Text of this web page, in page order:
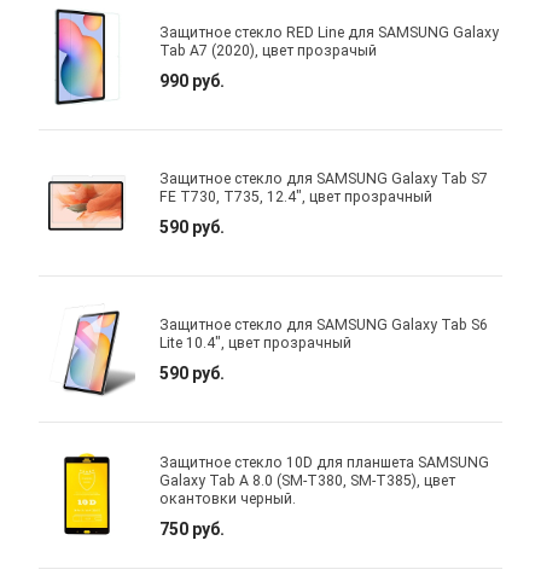
Защитное стекло RED Line для SAMSUNG Galaxy
Tab A7 (2020), цвет прозрачый
990 руб.
Защитное стекло для SAMSUNG Galaxy Tab S7
FE T730, T735, 12.4", цвет прозрачный
590 руб.
Защитное стекло для SAMSUNG Galaxy Tab S6
Lite 10.4", цвет прозрачный
590 руб.
Защитное стекло 10D для планшета SAMSUNG
Galaxy Tab A 8.0 (SM-T380, SM-T385), цвет
окантовки черный.
750 руб.